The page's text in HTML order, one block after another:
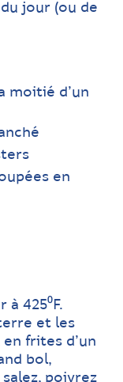
jour (ou de
moitié d’un
en
à 425⁰F.
et les
frites d’un
bol,
salez, poivrez